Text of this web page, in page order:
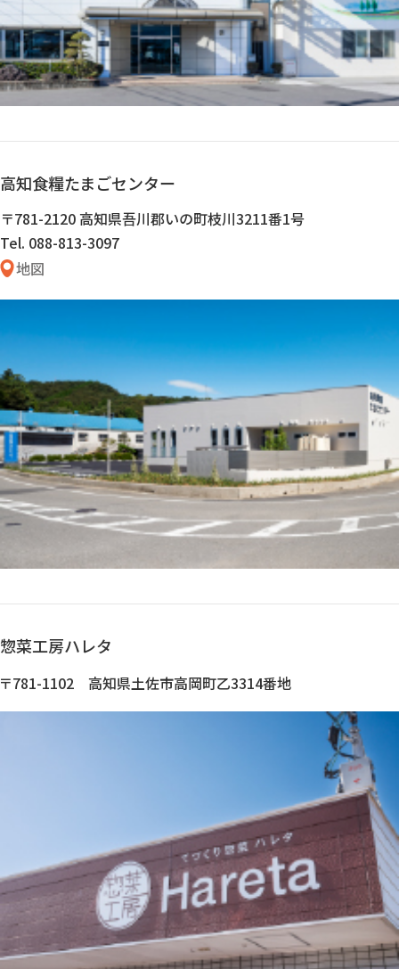
高知食糧たまごセンター
〒781-2120 高知県吾川郡いの町枝川3211番1号
Tel. 088-813-3097
地図
惣菜工房ハレタ
781-1102 高知県土佐市高岡町乙3314番地